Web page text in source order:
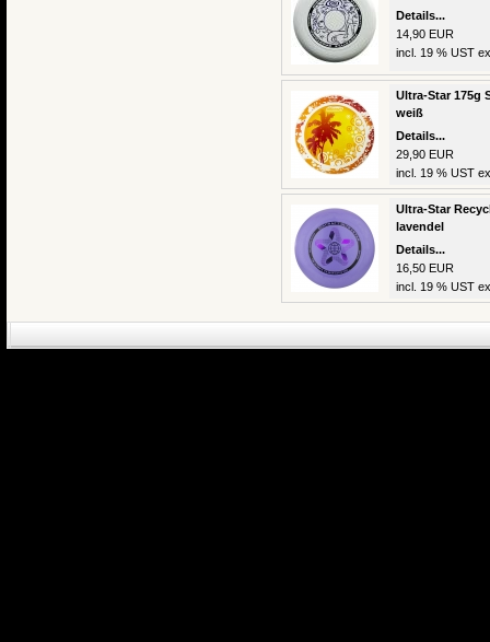
Details...
14,90 EUR
incl. 19 % UST
Ultra-Star 175g
weiß
Details...
29,90 EUR
incl. 19 % UST
Ultra-Star
lavendel
Details...
16,50 EUR
incl. 19 % UST